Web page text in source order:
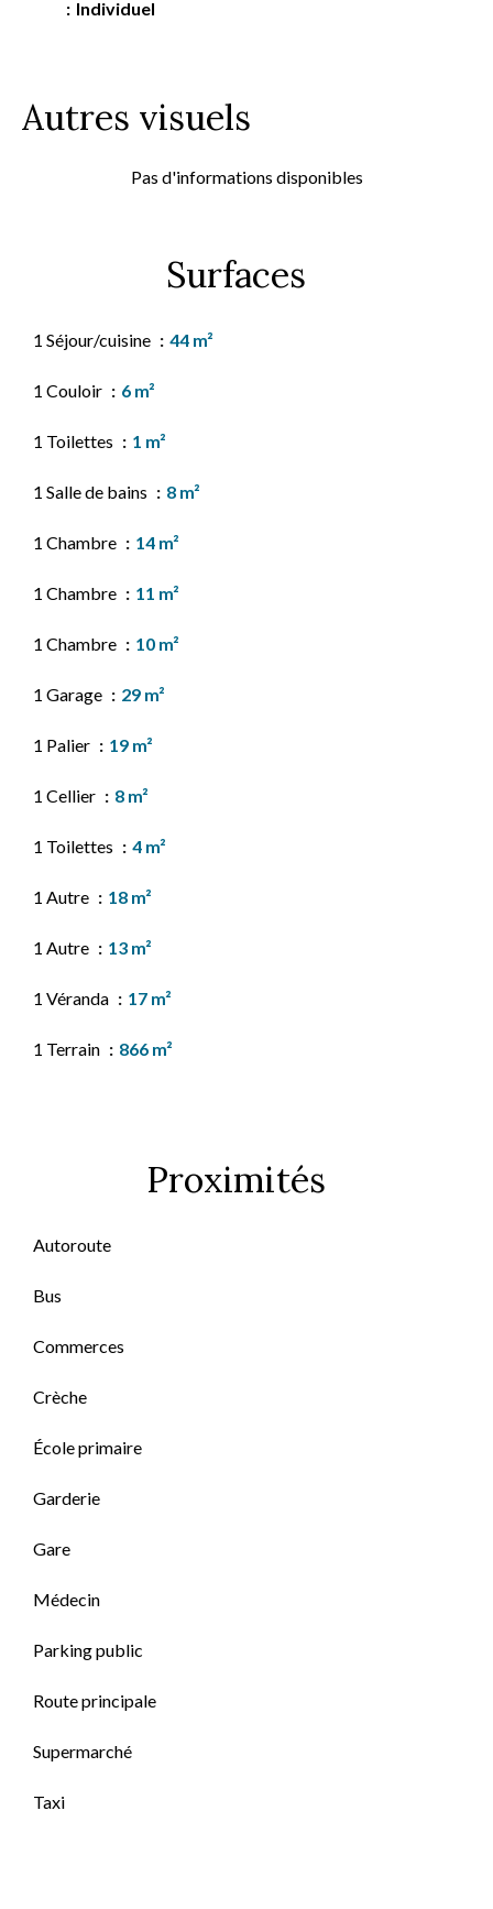
Individuel
Autres visuels
Pas d'informations disponibles
Surfaces
1 Séjour/cuisine 44 m²
1 Couloir 6 m²
1 Toilettes 1 m²
1 Salle de bains 8 m²
1 Chambre 14 m²
1 Chambre 11 m²
1 Chambre 10 m²
1 Garage 29 m²
1 Palier 19 m²
1 Cellier 8 m²
1 Toilettes 4 m²
1 Autre 18 m²
1 Autre 13 m²
1 Véranda 17 m²
1 Terrain 866 m²
Proximités
Autoroute
Bus
Commerces
Crèche
École primaire
Garderie
Gare
Médecin
Parking public
Route principale
Supermarché
Taxi